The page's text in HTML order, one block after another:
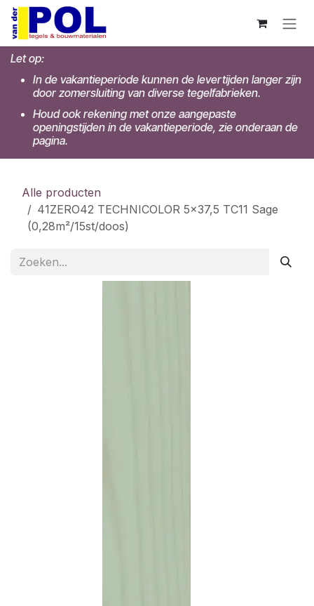
Overslaan naar inhoud
Let op:
In de vakantieperiode kunnen de levertijden langer zijn
door zomersluiting van diverse tegelfabrieken.
Houd ook rekening met onze aangepaste
openingstijden in de vakantieperiode, zie onderaan de
pagina.
Alle producten
41ZERO42 TECHNICOLOR 5x37,5 TC11 Sage
(0,28m²/15st/doos)